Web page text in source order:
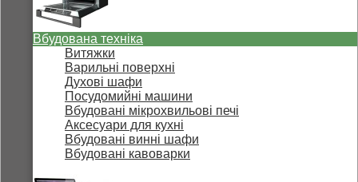
Вбудована техніка
Витяжки
Варильні поверхні
Духові шафи
Посудомийні машини
Вбудовані мікрохвильові печі
Аксесуари для кухні
Вбудовані винні шафи
Вбудовані кавоварки